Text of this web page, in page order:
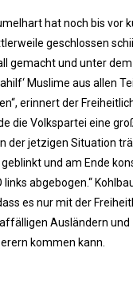
hat noch bis vor
geschlossen
gemacht und unter
Muslime aus allen
erinnert der
die Volkspartei eine
der jetzigen Situation
und am Ende
links abgebogen.“
es nur mit der
Ausländern und
kommen kann.